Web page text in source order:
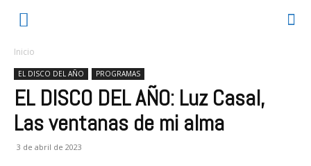
Inicio
EL DISCO DEL AÑO PROGRAMAS
EL DISCO DEL AÑO: Luz Casal,
Las ventanas de mi alma
3 de abril de 2023